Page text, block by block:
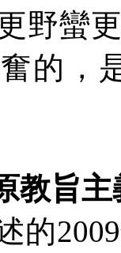
野蠻
的，
教旨
的2009